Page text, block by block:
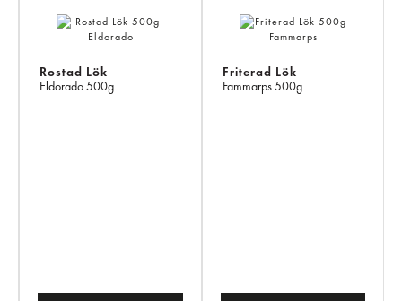
Rostad Lök
Eldorado500g
Friterad Lök
Fammarps500g